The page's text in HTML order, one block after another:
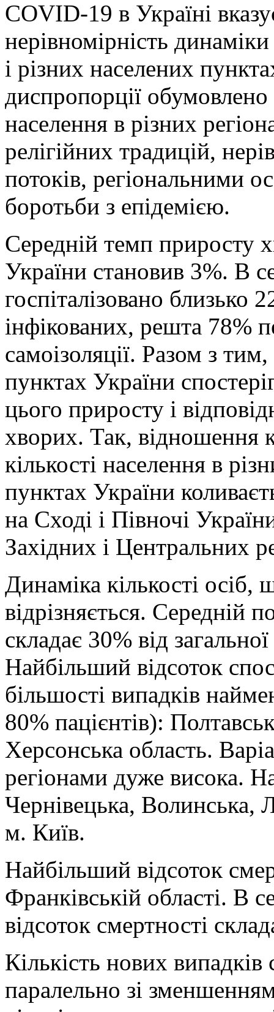
COVID-19 в Україні
нерівномірність
і різних населених
диспропорції
населення в різних
релігійних традицій,
потоків, регіональними
боротьби з епідемією.
Середній темп приросту
України становив 3%. В
госпіталізовано близько
інфікованих, решта 78%
самоізоляції. Разом з
пунктах України
цього приросту і
хворих. Так, відношення
кількості населення в
пунктах України
на Сході і Півночі
Західних і Центральних
Динаміка кількості
відрізняється. Середній
складає 30% від
Найбільший відсоток
більшості випадків
80% пацієнтів):
Херсонська область.
регіонами дуже висока.
Чернівецька, Волинська,
м. Київ.
Найбільший відсоток
Франківській області. В
відсоток смертності
Кількість нових
паралельно зі